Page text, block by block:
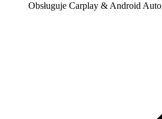
Obsługuje Carplay & Android Auto